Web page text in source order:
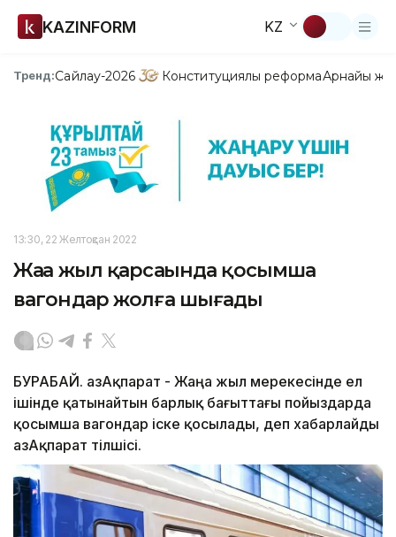
KAZINFORM KZ
Тренд:Сайлау-2026 Конституциялық реформаАрнайы
13:30, 22 Желтоқсан 2022
Жаңа жыл қарсаңында қосымша
вагондар жолға шығады
БУРАБАЙ. ҚазАқпарат - Жаңа жыл мерекесінде ел
ішінде қатынайтын барлық бағыттағы пойыздарда
қосымша вагондар іске қосылады, деп хабарлайды
ҚазАқпарат тілшісі.